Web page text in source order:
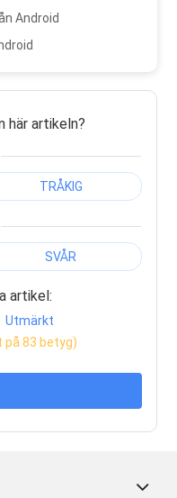
Android
här artikeln?
TRÅKIG
SVÅR
artikel:
Utmärkt
på 83 betyg)